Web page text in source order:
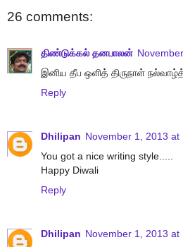
26 comments:
திண்டுக்கல் தனபாலன்
இனிய தீப ஒளித் திருநாள்
Reply
Dhilipan November 1, 2013 at
You got a nice writing style.....
Happy Diwali
Reply
Dhilipan November 1, 2013 at